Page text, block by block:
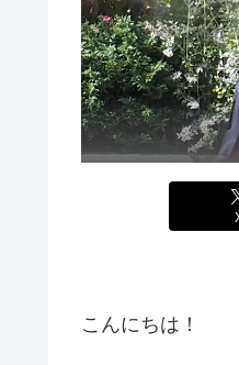
こんにちは！